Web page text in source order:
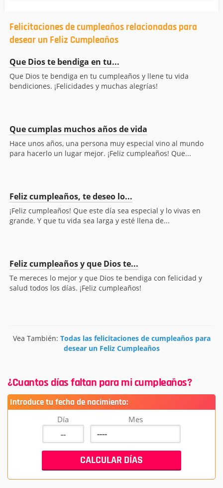
Felicitaciones de cumpleaños relacionadas para
desear un Feliz Cumpleaños
Que Dios te bendiga en tu...
Que Dios te bendiga en tu cumpleaños y llene tu vida
bendiciones. ¡Felicidades y muchas alegrías!
Que cumplas muchos años de vida
Hace unos años, una persona muy especial vino al mundo
para hacerlo un lugar mejor. ¡Feliz cumpleaños! Que...
Feliz cumpleaños, te deseo lo...
¡Feliz cumpleaños! Que este día sea especial y lo vivas en
grande. Y que tu vida sea larga y esté llena de...
Feliz cumpleaños y que Dios te...
Te mereces lo mejor y que Dios te bendiga con felicidad y
salud todos los días. ¡Feliz cumpleaños!
Vea También: Todas las felicitaciones de cumpleaños para
desear un Feliz Cumpleaños
¿Cuantos días faltan para mi cumpleaños?
Introduce tu fecha de nacimiento:
Día Mes